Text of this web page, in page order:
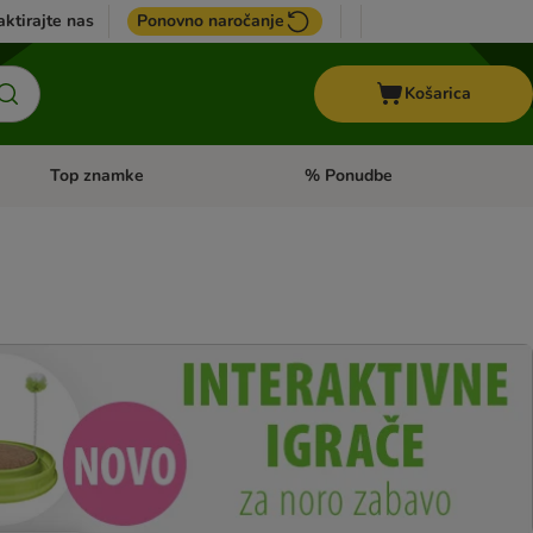
nas Ponovno naročanje
Košarica
Odprite meni kategorij: Dietna hrana
Top znamke Odprite meni kategorij: Top
% Ponudbe